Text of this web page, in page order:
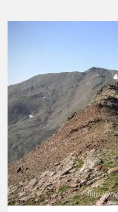
al
des
de
Joanetes